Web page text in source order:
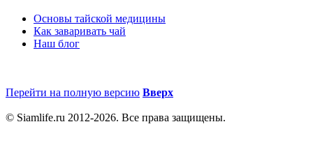
Основы тайской медицины
Как заваривать чай
Наш блог
Перейти на полную версию Вверх
© Siamlife.ru 2012-2026. Все права защищены.